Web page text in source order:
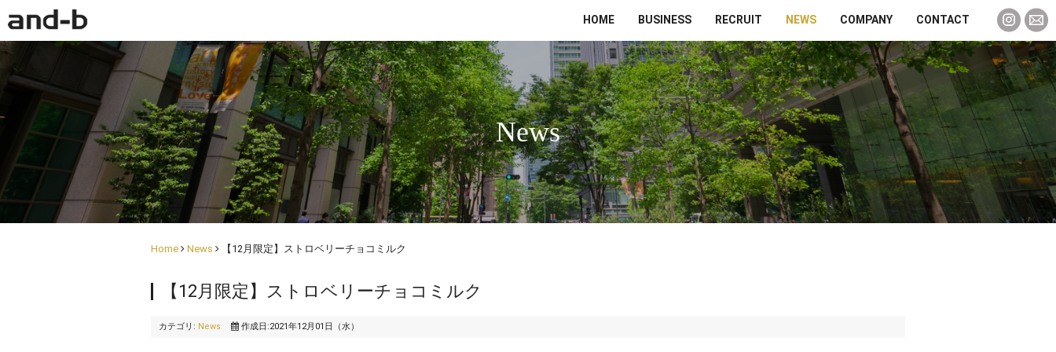
HOME BUSINESS RECRUIT NEWS COMPANY CONTACT
News
Home News 【12月限定】ストロベリーチョコミルク
【12月限定】ストロベリーチョコミルク
カテゴリ: News 作成日:2021年12月01日（水）